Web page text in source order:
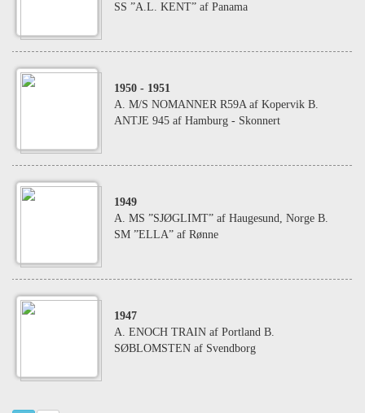
SS ”A.L. KENT” af Panama
1950 - 1951
A. M/S NOMANNER R59A af Kopervik B.
ANTJE 945 af Hamburg - Skonnert
1949
A. MS ”SJØGLIMT” af Haugesund, Norge B.
SM ”ELLA” af Rønne
1947
A. ENOCH TRAIN af Portland B.
SØBLOMSTEN af Svendborg